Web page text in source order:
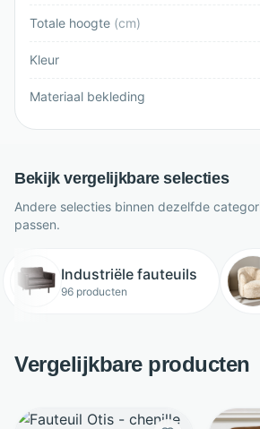
Totale hoogte (cm)
Kleur
Materiaal bekleding
Bekijk vergelijkbare selecties
Andere selecties binnen dezelfde
passen.
Industriële fauteuils
96 producten
Vergelijkbare producten